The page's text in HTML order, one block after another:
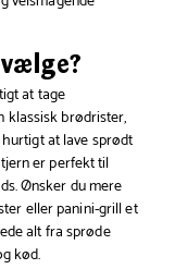
at tage
klassisk brødrister,
at lave sprødt
er perfekt til
Ønsker du mere
eller panini-grill et
alt fra sprøde
kød.